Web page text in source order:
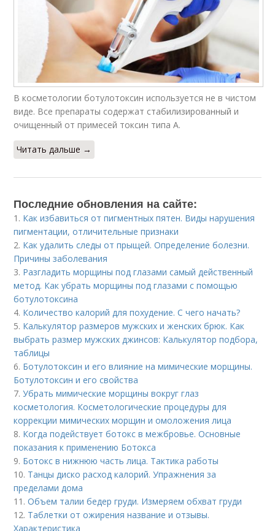
В косметологии ботулотоксин используется не в чистом
виде. Все препараты содержат стабилизированный и
очищенный от примесей токсин типа А.
Читать дальше →
Последние обновления на сайте:
1. Как избавиться от пигментных пятен. Виды нарушения
пигментации, отличительные признаки
2. Как удалить следы от прыщей. Определение болезни.
Причины заболевания
3. Разгладить морщины под глазами самый действенный
метод. Как убрать морщины под глазами с помощью
ботулотоксина
4. Количество калорий для похудение. С чего начать?
5. Калькулятор размеров мужских и женских брюк. Как
выбрать размер мужских джинсов: Калькулятор подбора,
таблицы
6. Ботулотоксин и его влияние на мимические морщины.
Ботулотоксин и его свойства
7.Убрать мимические морщины вокруг глаз
косметология. Косметологические процедуры для
коррекции мимических морщин и омоложения лица
8. Когда подействует ботокс в межбровье. Основные
показания к применению Ботокса
9. Ботокс в нижнюю часть лица. Тактика работы
10. Танцы диско расход калорий. Упражнения за
пределами дома
11.Объем талии бедер груди. Измеряем обхват груди
12. Таблетки от ожирения название и отзывы.
Характеристика